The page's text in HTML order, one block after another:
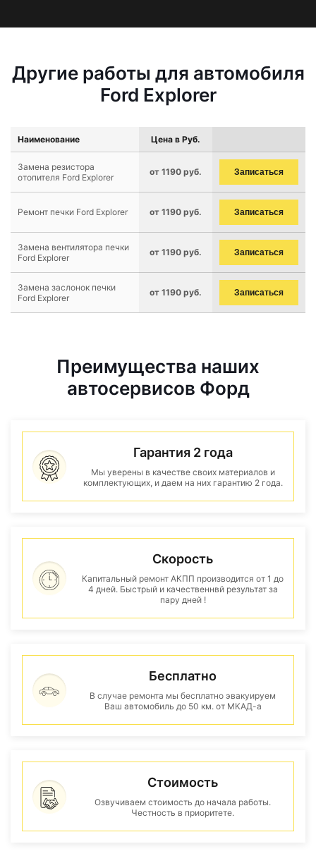
Другие работы для автомобиля
Ford Explorer
Наименование Цена в Руб.
Замена резистора
отопителя Ford Explorer
от 1190 руб. Записаться
Ремонт печки Ford Explorer от 1190 руб. Записаться
Замена вентилятора печки
Ford Explorer
от 1190 руб. Записаться
Замена заслонок печки
Ford Explorer
от 1190 руб. Записаться
Преимущества наших
автосервисов Форд
Гарантия 2 года
Мы уверены в качестве своих материалов и
комплектующих, и даем на них гарантию 2 года.
Скорость
Капитальный ремонт АКПП производится от 1 до
4 дней. Быстрый и качественнвй результат за
пару дней !
Бесплатно
В случае ремонта мы бесплатно эвакуируем
Ваш автомобиль до 50 км. от МКАД-а
Стоимость
Озвучиваем стоимость до начала работы.
Честность в приоритете.